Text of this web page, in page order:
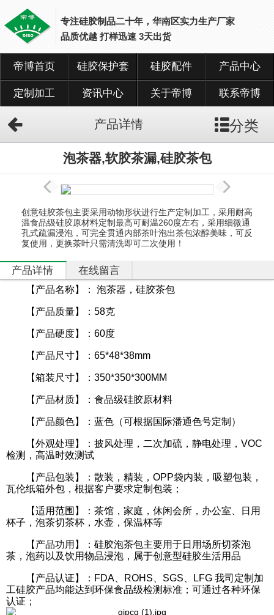
网
站
首
胶
套
硅
胶
配
件
硅
制
讯
关
专注硅胶制品二十年，华南区实力生产厂家
品质优越 打样迅速 3天出货
帝博首页 硅胶保护套 硅胶配件 产品中心
定制加工 资讯中心 关于帝博 联系帝博
产品详情 分类
泡茶器,软胶茶漏,硅胶茶包
创意硅胶茶包主要采用动物形状进行生产定制加工，采用耐高
温食品级硅胶原材料定制最高可耐温260度左右，采用细微通
孔式疏漏浸泡，可完全贯通内部茶叶泡出茶包浓醇美味，可反
复使用，更换茶叶只需清洗即可二次使用！
产品详情 在线留言
【产品名称】： 泡茶器，硅胶茶包
【产品质量】：58克
【产品硬度】：60度
【产品尺寸】：65*48*38mm
【箱装尺寸】：350*350*300MM
【产品材质】：食品级硅胶原材料
【产品颜色】：蓝色（可根据国际潘通色号定制）
【外观处理】：披风处理，二次加硫，静电处理，VOC
检测，高温时效测试
【产品包装】：散装，精装，OPP袋内装，吸塑包装，
瓦伦纸箱外包，根据客户要求定制包装；
【适用范围】：茶馆，家庭，休闲会所，办公室、日用
杯子，泡茶切茶杯，水壶，保温杯等
【产品功用】：硅胶泡茶包主要用于日用场所切茶泡
茶，泡药以及饮用物品浸泡，属于创意型硅胶生活用品
【产品认证】：FDA、ROHS、SGS、LFG 我司定制加
工硅胶产品均能达到环保食品级检测标准；可通过各种环保
认证；